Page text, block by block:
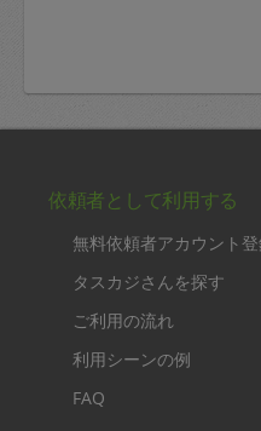
依頼者として利用する
無料依頼者アカウント
タスカジさんを探す
ご利用の流れ
利用シーンの例
FAQ